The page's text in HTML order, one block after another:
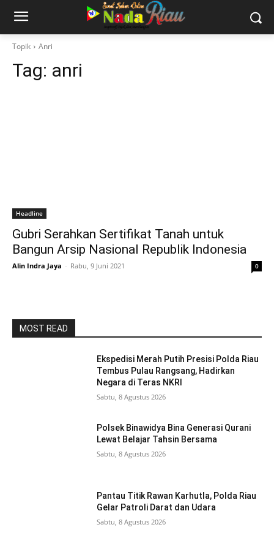
Topik Anri
Tag: anri
Headline
Gubri Serahkan Sertifikat Tanah untuk
Bangun Arsip Nasional Republik Indonesia
Alin Indra Jaya - Rabu, 9 Juni 2021 0
MOST READ
Ekspedisi Merah Putih Presisi Polda Riau
Tembus Pulau Rangsang, Hadirkan
Negara di Teras NKRI
Sabtu, 8 Agustus 2026
Polsek Binawidya Bina Generasi Qurani
Lewat Belajar Tahsin Bersama
Sabtu, 8 Agustus 2026
Pantau Titik Rawan Karhutla, Polda Riau
Gelar Patroli Darat dan Udara
Sabtu, 8 Agustus 2026